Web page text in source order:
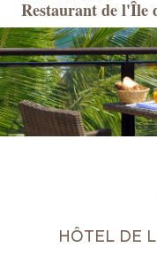
Restaurant de l'Île
HÔTEL DE